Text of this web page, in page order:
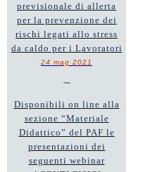
previsionale di allerta
per la prevenzione dei
rischi legati allo stress
da caldo per i Lavoratori
24 mag 2021
~
Disponibili on line alla
sezione “Materiale
Didattico” del PAF le
presentazioni dei
seguenti webinar